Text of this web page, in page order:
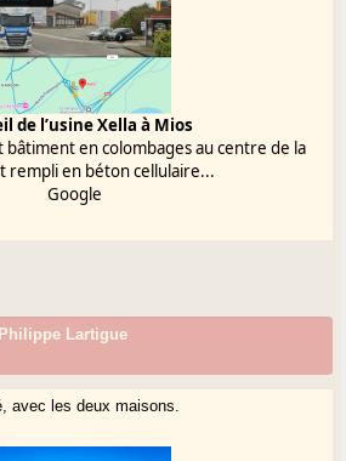
de l’usine Xella à Mios
en colombages au centre de la
rempli en béton cellulaire...
Google
Philippe Lartigue
avec les deux maisons.